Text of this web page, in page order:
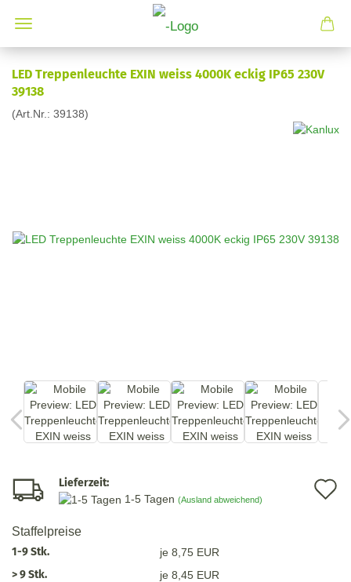
LED Treppenleuchte EXIN weiss 4000K eckig IP65 230V
39138
(Art.Nr.: 39138)
Lieferzeit:
1-5 Tagen (Ausland abweichend)
Staffelpreise
1-9 Stk.
je 8,75 EUR
> 9 Stk. je 8,45 EUR